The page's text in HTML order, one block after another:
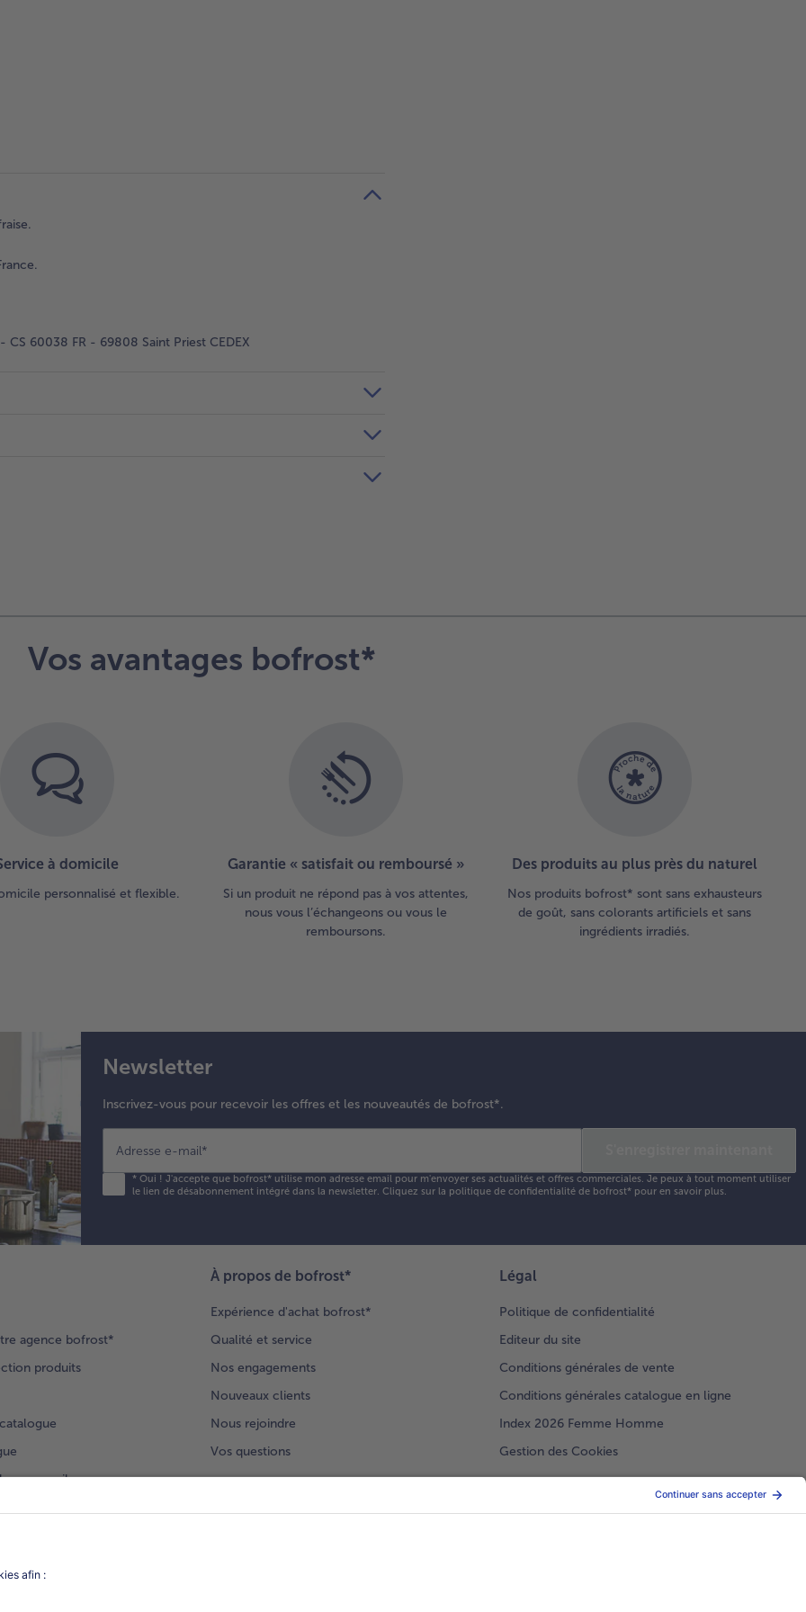
60038 FR - 69808 Saint Priest CEDEX
Vos avantages bofrost*
à domicile
personnalisé et flexible.
Garantie « satisfait ou remboursé »
Si un produit ne répond pas à vos attentes,
nous vous l’échangeons ou vous le
remboursons.
Des produits au plus près du naturel
Nos produits bofrost* sont sans exhausteurs
de goût, sans colorants artificiels et sans
ingrédients irradiés.
Newsletter
Inscrivez-vous pour recevoir les offres et les nouveautés de bofrost*.
Adresse e-mail*
*Oui ! J'accepte que bofrost* utilise mon adresse email pour m'envoyer ses actualités et offres commerciales. Je peux à tout moment utiliser
le lien de désabonnement intégré dans la newsletter. Cliquez sur la politique de confidentialitéde bofrost* pour en savoir plus.
agence bofrost*
produits
conseil
À propos de bofrost*
Expérience d'achat bofrost*
Qualité et service
Nos engagements
Nouveaux clients
Nous rejoindre
Vos questions
Légal
Politique de confidentialité
Editeur du site
Conditions générales de vente
Conditions générales catalogue en ligne
Index 2026 Femme Homme
Gestion des Cookies